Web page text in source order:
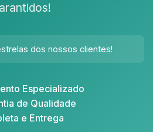
dos nossos clientes!
Especializado
de Qualidade
e Entrega